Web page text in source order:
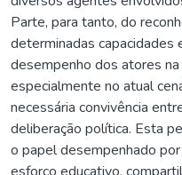
Parte, para tanto, do
determinadas capacidades
desempenho dos atores
especialmente no atual
necessária convivência
deliberação política. Esta
o papel desempenhado